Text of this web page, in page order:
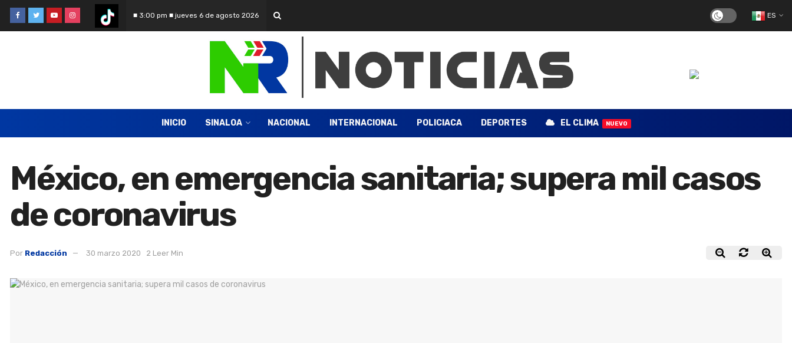
■ 3:00 pm ■ jueves 6 de agosto 2026 ES
INICIO SINALOA NACIONAL INTERNACIONAL POLICIACA DEPORTES EL CLIMA NUEVO
México, en emergencia sanitaria; supera mil casos
de coronavirus
Por Redacción 30 marzo 2020 2 Leer Min